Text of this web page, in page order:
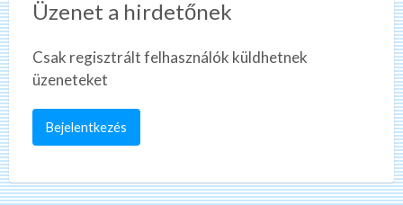
Üzenet a hirdetőnek
Csak regisztrált felhasználók küldhetnek
üzeneteket
Bejelentkezés